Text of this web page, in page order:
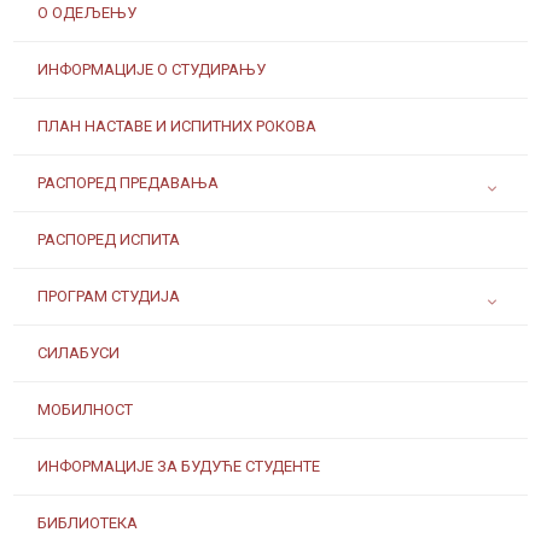
О ОДЕЉЕЊУ
ИНФОРМАЦИЈЕ О СТУДИРАЊУ
ПЛАН НАСТАВЕ И ИСПИТНИХ РОКОВА
РАСПОРЕД ПРЕДАВАЊА
РАСПОРЕД ИСПИТА
ПРОГРАМ СТУДИЈА
СИЛАБУСИ
МОБИЛНОСТ
ИНФОРМАЦИЈЕ ЗА БУДУЋЕ СТУДЕНТЕ
БИБЛИОТЕКА